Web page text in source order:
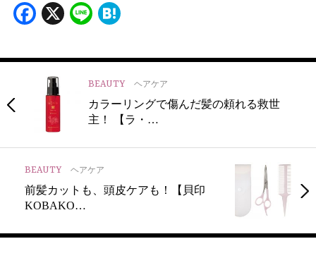
Facebook
X Line
BEAUTY ヘアケア
カラーリングで傷んだ髪の頼れる救世
主！ 【ラ・…
BEAUTY ヘアケア
前髪カットも、頭皮ケアも！【貝印
KOBAKO…